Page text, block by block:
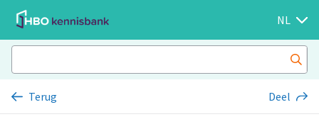
NL
Terug Deel